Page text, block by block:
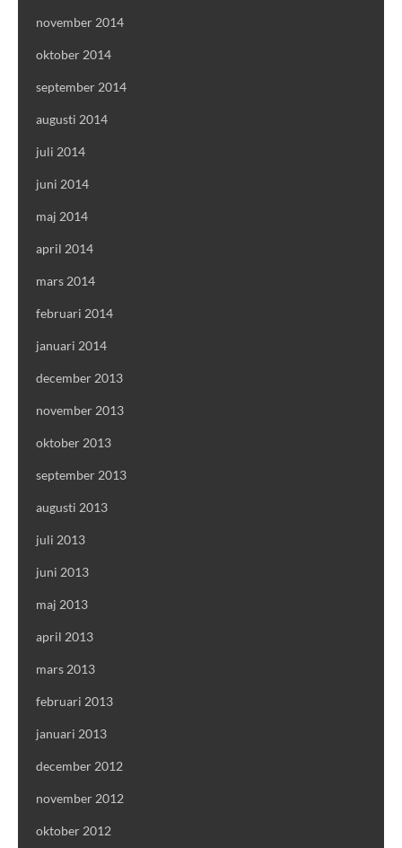
november 2014
oktober 2014
september 2014
augusti 2014
juli 2014
juni 2014
maj 2014
april 2014
mars 2014
februari 2014
januari 2014
december 2013
november 2013
oktober 2013
september 2013
augusti 2013
juli 2013
juni 2013
maj 2013
april 2013
mars 2013
februari 2013
januari 2013
december 2012
november 2012
oktober 2012